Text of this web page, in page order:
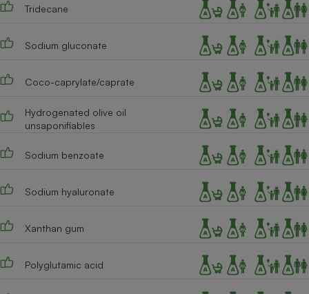
Tridecane
Sodium gluconate
Coco-caprylate/caprate
Hydrogenated olive oil
unsaponifiables
Sodium benzoate
Sodium hyaluronate
Xanthan gum
Polyglutamic acid
Cafetière à expressos
Robot ménager